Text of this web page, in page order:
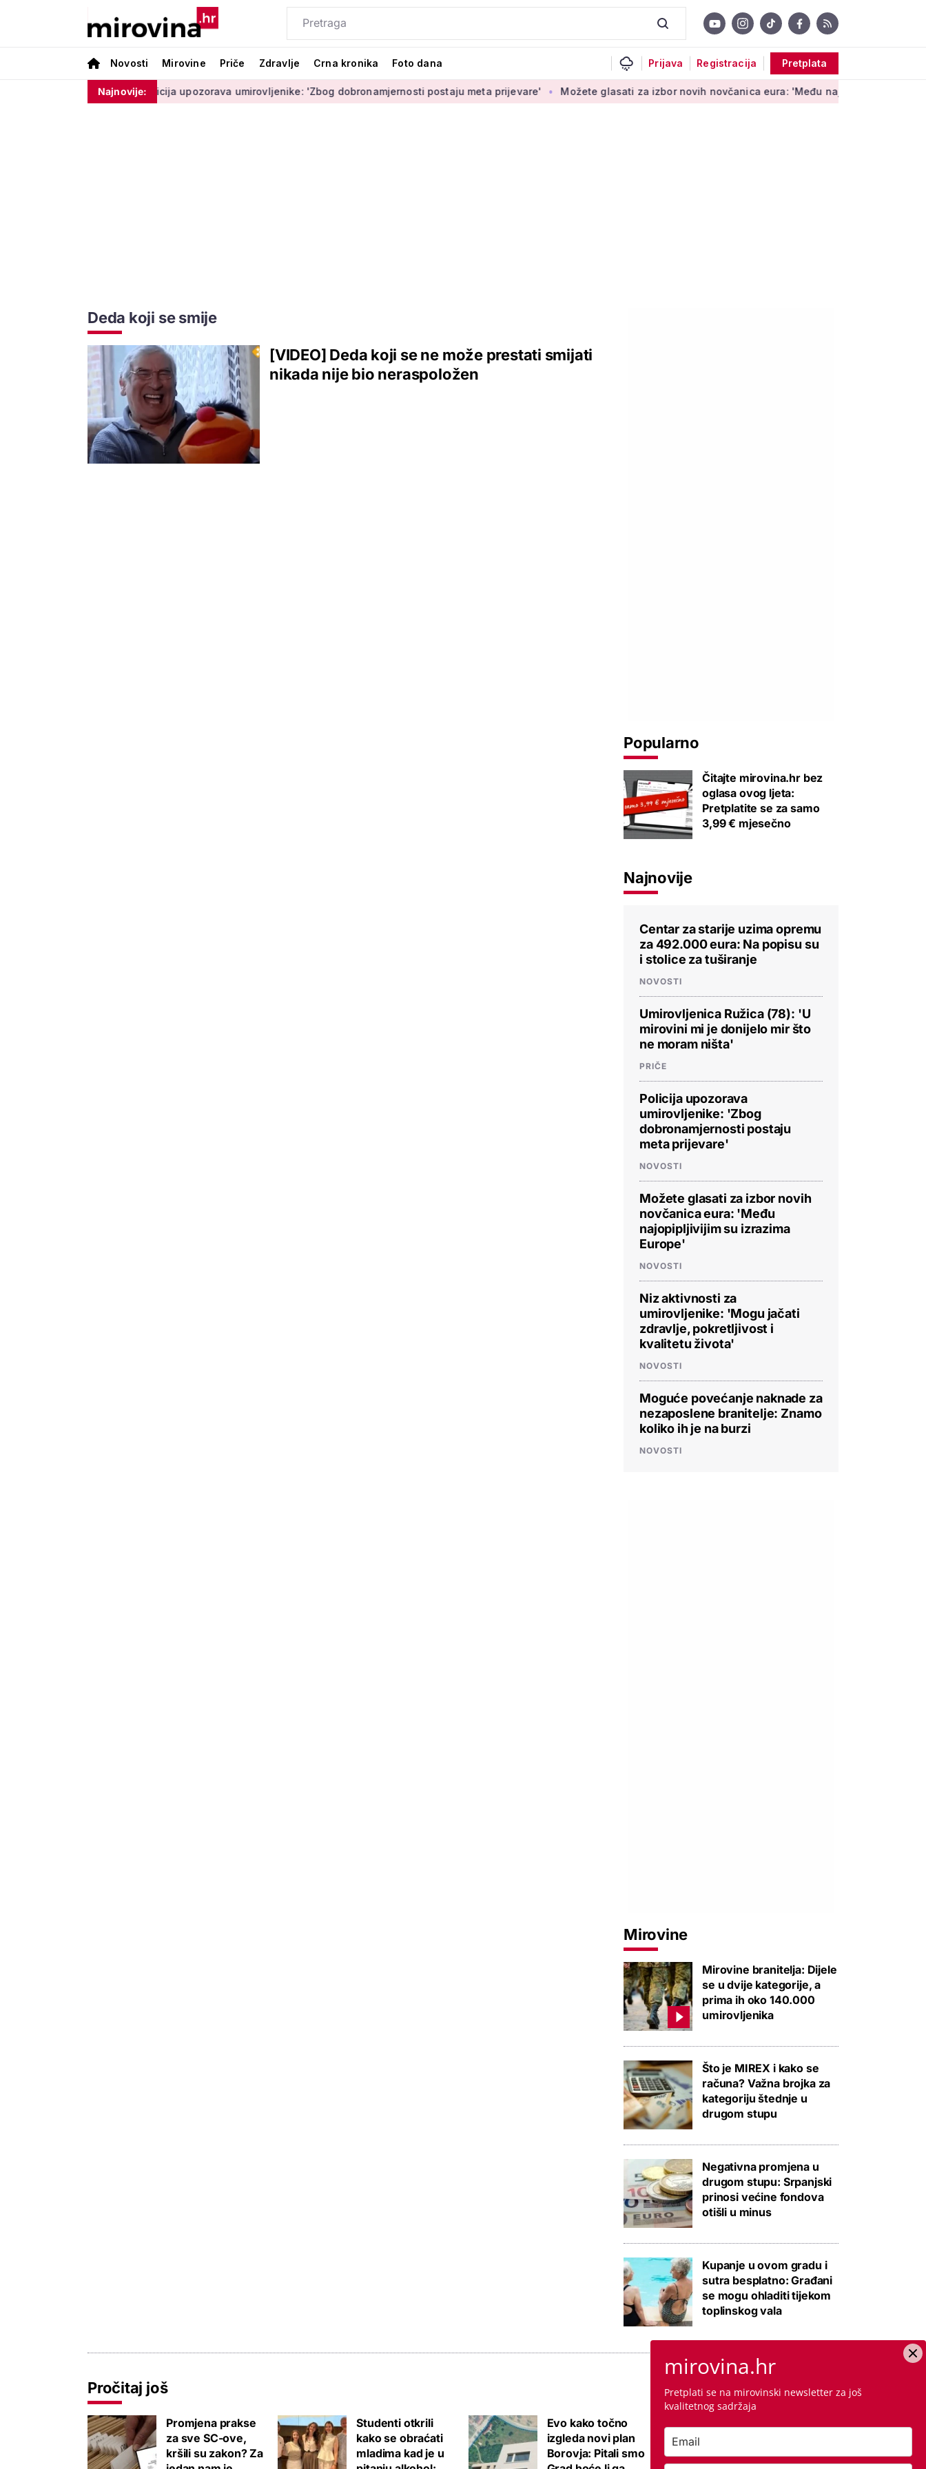
Novosti Mirovine Priče Zdravlje Crna kronika Foto dana Prijava Registracija Pretplata
Najnovije:
Policija upozorava umirovljenike: 'Zbog dobronamjernosti postaju meta prijevare' Možete glasati za izbor novih novčanica eura: 'Među najopipljivijim su izrazima
Deda koji se smije
[VIDEO] Deda koji se ne može prestati smijati
nikada nije bio neraspoložen
Popularno
Čitajte mirovina.hr bez
oglasa ovog ljeta:
Pretplatite se za samo
3,99 € mjesečno
Najnovije
Centar za starije uzima opremu
za 492.000 eura: Na popisu su
i stolice za tuširanje
NOVOSTI
Umirovljenica Ružica (78): 'U
mirovini mi je donijelo mir što
ne moram ništa'
PRIČE
Policija upozorava
umirovljenike: 'Zbog
dobronamjernosti postaju
meta prijevare'
NOVOSTI
Možete glasati za izbor novih
novčanica eura: 'Među
najopipljivijim su izrazima
Europe'
NOVOSTI
Niz aktivnosti za
umirovljenike: 'Mogu jačati
zdravlje, pokretljivost i
kvalitetu života'
NOVOSTI
Moguće povećanje naknade za
nezaposlene branitelje: Znamo
koliko ih je na burzi
NOVOSTI
Mirovine
Mirovine branitelja: Dijele
se u dvije kategorije, a
prima ih oko 140.000
umirovljenika
Što je MIREX i kako se
računa? Važna brojka za
kategoriju štednje u
drugom stupu
Negativna promjena u
drugom stupu: Srpanjski
prinosi većine fondova
otišli u minus
Kupanje u ovom gradu i
sutra besplatno: Građani
se mogu ohladiti tijekom
toplinskog vala
Pročitaj još
Promjena prakse
za sve SC-ove,
kršili su zakon? Za
Studenti otkrili
kako se obraćati
mladima kad je u
Evo kako točno
izgleda novi plan
Borovja: Pitali smo
znamo i da li ste
mirovina.hr
Pretplati se na mirovinski newsletter za još
kvalitetnog sadržaja